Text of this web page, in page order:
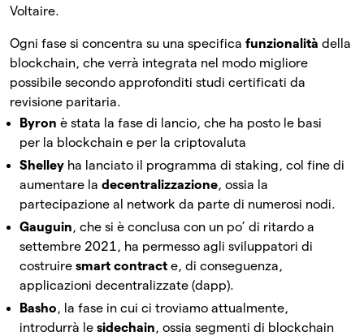
Voltaire.
Ogni fase si concentra su una specifica funzionalità della
blockchain, che verrà integrata nel modo migliore
possibile secondo approfonditi studi certificati da
revisione paritaria.
Byron è stata la fase di lancio, che ha posto le basi
per la blockchain e per la criptovaluta
Shelley ha lanciato il programma di staking, col fine di
aumentare la decentralizzazione, ossia la
partecipazione al network da parte di numerosi nodi.
Gauguin, che si è conclusa con un po’ di ritardo a
settembre 2021, ha permesso agli sviluppatori di
costruire smart contract e, di conseguenza,
applicazioni decentralizzate (dapp).
Basho, la fase in cui ci troviamo attualmente,
introdurrà le sidechain, ossia segmenti di blockchain